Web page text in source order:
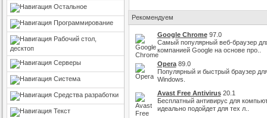
Остальное
Программирование
Рабочий стол,
десктоп
Серверы
Система
Средства разработки
Текст
Рекомендуем
Google Chrome97.0
Самый популярный веб-браузер
компанией Google на основе про..
Opera89.0
Популярный и быстрый браузер
Windows.
Avast Free Antivirus20.1
Бесплатный антивирус для
идеально подойдет для тех л..